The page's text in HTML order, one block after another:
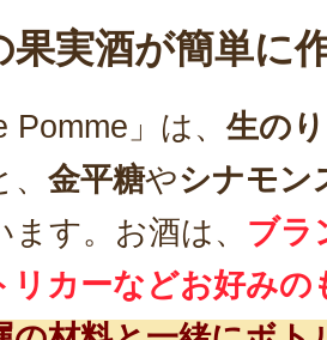
果実酒が簡単に
Pomme」は、 生の
、 金平糖やシナモン
ます。お酒は、 ブラ
リカーなどお好みの